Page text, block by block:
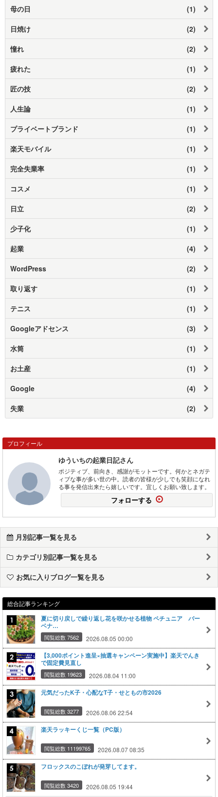
母の日 (1)
日焼け (2)
憧れ (2)
疲れた (1)
匠の技 (2)
人生論 (1)
プライベートブランド (1)
楽天モバイル (1)
完全失業率 (1)
コスメ (1)
日立 (2)
少子化 (1)
起業 (4)
WordPress (2)
取り返す (1)
テニス (1)
Googleアドセンス (3)
水筒 (1)
お土産 (1)
Google (4)
失業 (2)
プロフィール
ゆういちの起業日記さん
ポジティブ、前向き、感謝がモットーです。何かとネガテ
ィブな事が多い世の中。読者の皆様が少しでも笑顔になれ
る事を発信出来たら嬉しいです。宜しくお願い致します。
フォローする
月別記事一覧を見る
カテゴリ別記事一覧を見る
お気に入りブログ一覧を見る
総合記事ランキング
夏に切り戻しで繰り返し花を咲かせる植物 ペチュニア バー
ベナ…
閲覧総数 7562 2026.08.05 00:00
【3,000ポイント進呈×抽選キャンペーン実施中】楽天でんき
で固定費見直し
閲覧総数 19623 2026.08.04 11:00
元気だったK子・心配なT子・せともの市2026
閲覧総数 3277 2026.08.06 22:54
楽天ラッキーくじ一覧（PC版）
閲覧総数 11199765 2026.08.07 08:35
フロックスのこぼれが発芽してます。
閲覧総数 3420 2026.08.05 19:44